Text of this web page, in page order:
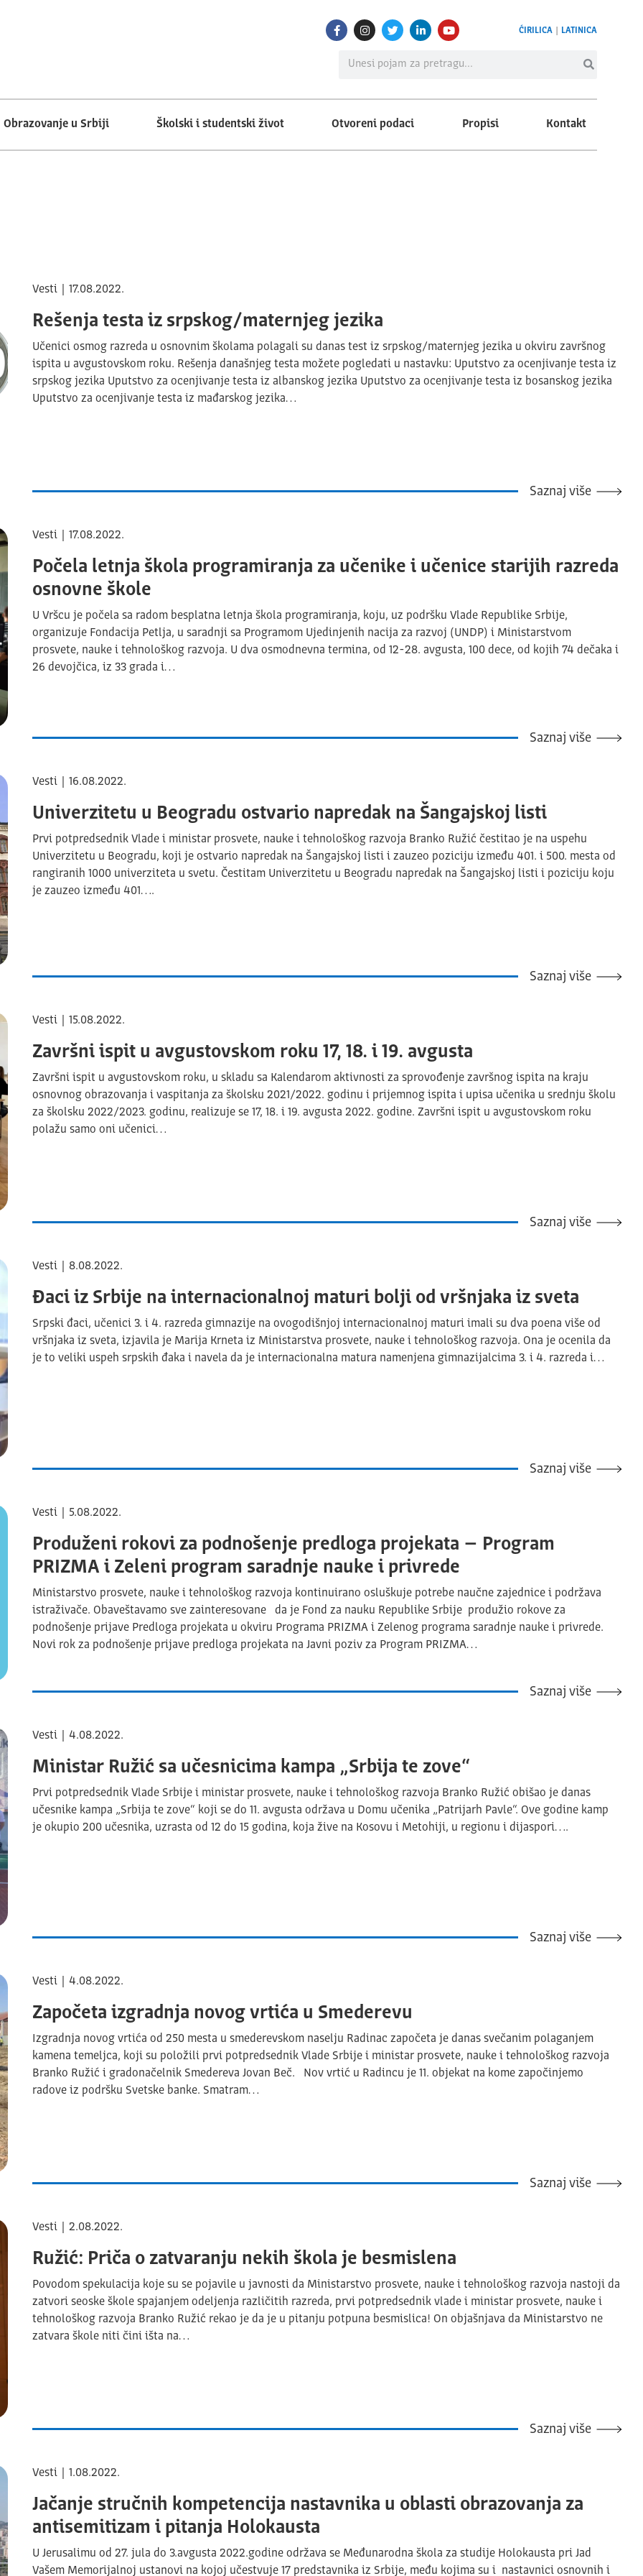
ĆIRILICA LATINICA
Obrazovanje u Srbiji Školski i studentski život Otvoreni podaci Propisi Kontakt
Vesti | 17.08.2022.
Rešenja testa iz srpskog/maternjeg jezika
Učenici osmog razreda u osnovnim školama polagali su danas test iz srpskog/maternjeg jezika u okviru završnog
ispita u avgustovskom roku. Rešenja današnjeg testa možete pogledati u nastavku: Uputstvo za ocenjivanje testa iz
srpskog jezika Uputstvo za ocenjivanje testa iz albanskog jezika Uputstvo za ocenjivanje testa iz bosanskog jezika
Uputstvo za ocenjivanje testa iz mađarskog jezika…
Saznaj više
Vesti | 17.08.2022.
Počela letnja škola programiranja za učenike i učenice starijih razreda
osnovne škole
U Vršcu je počela sa radom besplatna letnja škola programiranja, koju, uz podršku Vlade Republike Srbije,
organizuje Fondacija Petlja, u saradnji sa Programom Ujedinjenih nacija za razvoj (UNDP) i Ministarstvom
prosvete, nauke i tehnološkog razvoja. U dva osmodnevna termina, od 12-28. avgusta, 100 dece, od kojih 74 dečaka i
26 devojčica, iz 33 grada i…
Saznaj više
Vesti | 16.08.2022.
Univerzitetu u Beogradu ostvario napredak na Šangajskoj listi
Prvi potpredsednik Vlade i ministar prosvete, nauke i tehnološkog razvoja Branko Ružić čestitao je na uspehu
Univerzitetu u Beogradu, koji je ostvario napredak na Šangajskoj listi i zauzeo poziciju između 401. i 500. mesta od
rangiranih 1000 univerziteta u svetu. Čestitam Univerzitetu u Beogradu napredak na Šangajskoj listi i poziciju koju
je zauzeo između 401….
Saznaj više
Vesti | 15.08.2022.
Završni ispit u avgustovskom roku 17, 18. i 19. avgusta
Završni ispit u avgustovskom roku, u skladu sa Kalendarom aktivnosti za sprovođenje završnog ispita na kraju
osnovnog obrazovanja i vaspitanja za školsku 2021/2022. godinu i prijemnog ispita i upisa učenika u srednju školu
za školsku 2022/2023. godinu, realizuje se 17, 18. i 19. avgusta 2022. godine. Završni ispit u avgustovskom roku
polažu samo oni učenici…
Saznaj više
Vesti | 8.08.2022.
Đaci iz Srbije na internacionalnoj maturi bolji od vršnjaka iz sveta
Srpski đaci, učenici 3. i 4. razreda gimnazije na ovogodišnjoj internacionalnoj maturi imali su dva poena više od
vršnjaka iz sveta, izjavila je Marija Krneta iz Ministarstva prosvete, nauke i tehnološkog razvoja. Ona je ocenila da
je to veliki uspeh srpskih đaka i navela da je internacionalna matura namenjena gimnazijalcima 3. i 4. razreda i…
Saznaj više
Vesti | 5.08.2022.
Produženi rokovi za podnošenje predloga projekata – Program
PRIZMA i Zeleni program saradnje nauke i privrede
Ministarstvo prosvete, nauke i tehnološkog razvoja kontinuirano osluškuje potrebe naučne zajednice i podržava
istraživače. Obaveštavamo sve zainteresovane da je Fond za nauku Republike Srbije produžio rokove za
podnošenje prijave Predloga projekata u okviru Programa PRIZMA i Zelenog programa saradnje nauke i privrede.
Novi rok za podnošenje prijave predloga projekata na Javni poziv za Program PRIZMA…
Saznaj više
Vesti | 4.08.2022.
Ministar Ružić sa učesnicima kampa „Srbija te zove“
Prvi potpredsednik Vlade Srbije i ministar prosvete, nauke i tehnološkog razvoja Branko Ružić obišao je danas
učesnike kampa „Srbija te zove“ koji se do 11. avgusta održava u Domu učenika „Patrijarh Pavle“. Ove godine kamp
je okupio 200 učesnika, uzrasta od 12 do 15 godina, koja žive na Kosovu i Metohiji, u regionu i dijaspori….
Saznaj više
Vesti | 4.08.2022.
Započeta izgradnja novog vrtića u Smederevu
Izgradnja novog vrtića od 250 mesta u smederevskom naselju Radinac započeta je danas svečanim polaganjem
kamena temeljca, koji su položili prvi potpredsednik Vlade Srbije i ministar prosvete, nauke i tehnološkog razvoja
Branko Ružić i gradonačelnik Smedereva Jovan Beč. Nov vrtić u Radincu je 11. objekat na kome započinjemo
radove iz podršku Svetske banke. Smatram…
Saznaj više
Vesti | 2.08.2022.
Ružić: Priča o zatvaranju nekih škola je besmislena
Povodom spekulacija koje su se pojavile u javnosti da Ministarstvo prosvete, nauke i tehnološkog razvoja nastoji da
zatvori seoske škole spajanjem odeljenja različitih razreda, prvi potpredsednik vlade i ministar prosvete, nauke i
tehnološkog razvoja Branko Ružić rekao je da je u pitanju potpuna besmislica! On objašnjava da Ministarstvo ne
zatvara škole niti čini išta na…
Saznaj više
Vesti | 1.08.2022.
Jačanje stručnih kompetencija nastavnika u oblasti obrazovanja za
antisemitizam i pitanja Holokausta
U Jerusalimu od 27. jula do 3.avgusta 2022.godine održava se Međunarodna škola za studije Holokausta pri Jad
Vašem Memorijalnoj ustanovi na kojoj učestvuje 17 predstavnika iz Srbije, među kojima su i nastavnici osnovnih i